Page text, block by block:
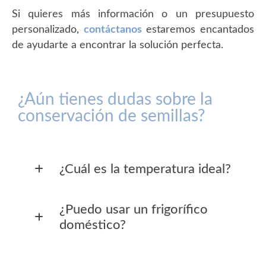
Si quieres más información o un presupuesto
personalizado, contáctanosestaremos encantados
de ayudarte a encontrar la solución perfecta.
¿Aún tienes dudas sobre la
conservación de semillas?
¿Cuál es la temperatura ideal?
¿Puedo usar un frigorífico
doméstico?